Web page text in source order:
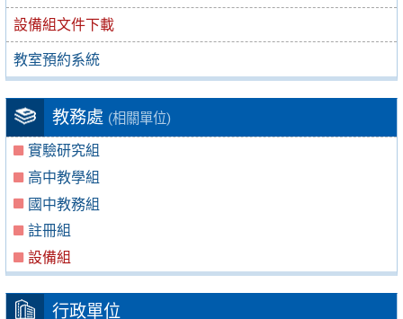
設備組文件下載
教室預約系統
教務處 (相關單位)
實驗研究組
高中教學組
國中教務組
註冊組
設備組
行政單位